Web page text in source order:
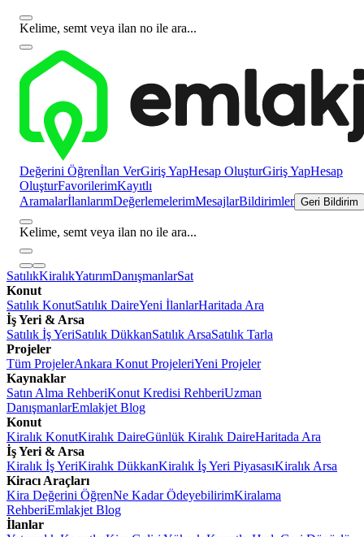
Kelime, semt veya ilan no ile ara...
Değerini Öğrenİlan VerGiriş YapHesap OluşturGiriş YapHesap
OluşturFavorilerimKayıtlı
AramalarİlanlarımDeğerlemelerimMesajlarBildirimler Geri Bildirim
Kelime, semt veya ilan no ile ara...
SatılıkKiralıkYatırımDanışmanlarSat
Konut
Satılık KonutSatılık DaireYeni İlanlarHaritada Ara
İş Yeri & Arsa
Satılık İş YeriSatılık DükkanSatılık ArsaSatılık Tarla
Projeler
Tüm ProjelerAnkara Konut ProjeleriYeni Projeler
Kaynaklar
Satın Alma RehberiKonut Kredisi RehberiUzman
DanışmanlarEmlakjet Blog
Konut
Kiralık KonutKiralık DaireGünlük Kiralık DaireHaritada Ara
İş Yeri & Arsa
Kiralık İş YeriKiralık DükkanKiralık İş Yeri PiyasasıKiralık Arsa
Kiracı Araçları
Kira Değerini ÖğrenNe Kadar ÖdeyebilirimKiralama
RehberiEmlakjet Blog
İlanlar